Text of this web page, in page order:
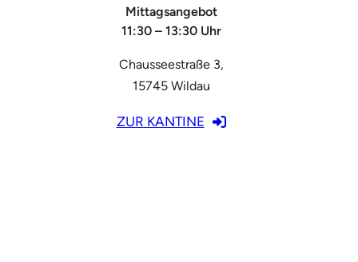
Mittagsangebot
11:30 – 13:30 Uhr
Chausseestraße 3,
15745 Wildau
ZUR KANTINE